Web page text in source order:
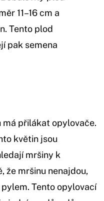
11–16 cm a
Tento plod
pak semena
má přilákat opylovače.
květin jsou
mršiny k
že mršinu nenajdou,
Tento opylovací